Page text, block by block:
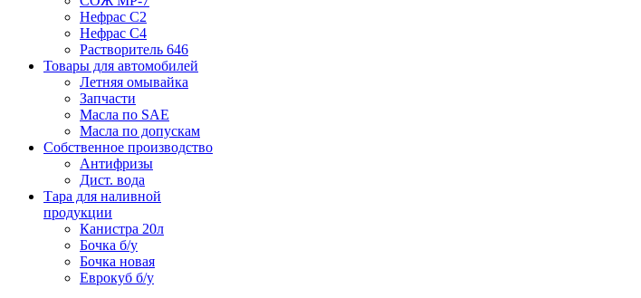
Нефрас С2
Нефрас С4
Растворитель 646
Товары для автомобилей
Летняя омывайка
Запчасти
Масла по SAE
Масла по допускам
Собственное производство
Антифризы
Дист. вода
Тара для наливной
продукции
Канистра 20л
Бочка б/у
Бочка новая
Еврокуб б/у